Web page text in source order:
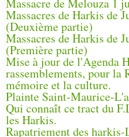
Massacre de Melouza 1
Massacres de Harkis de
(Deuxième partie)
Massacres de Harkis de
(Première partie)
Mise à jour de l'Agenda
rassemblements, pour la
mémoire et la culture.
Plainte Saint-Maurice-
Qui connaît ce tract du
les Harkis.
Rapatriement des